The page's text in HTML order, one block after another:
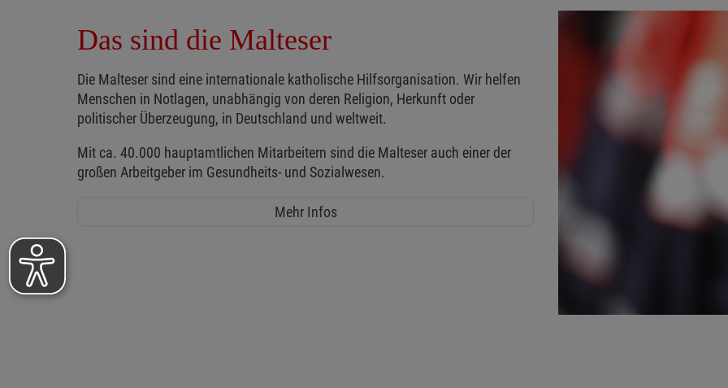
Das sind die Malteser
Die Malteser sind eine internationale katholische Hilfsorganisation. Wir helfen
Menschen in Notlagen, unabhängig von deren Religion, Herkunft oder
politischer Überzeugung, in Deutschland und weltweit.
Mit ca. 40.000 hauptamtlichen Mitarbeitern sind die Malteser auch einer der
großen Arbeitgeber im Gesundheits- und Sozialwesen.
Mehr Infos